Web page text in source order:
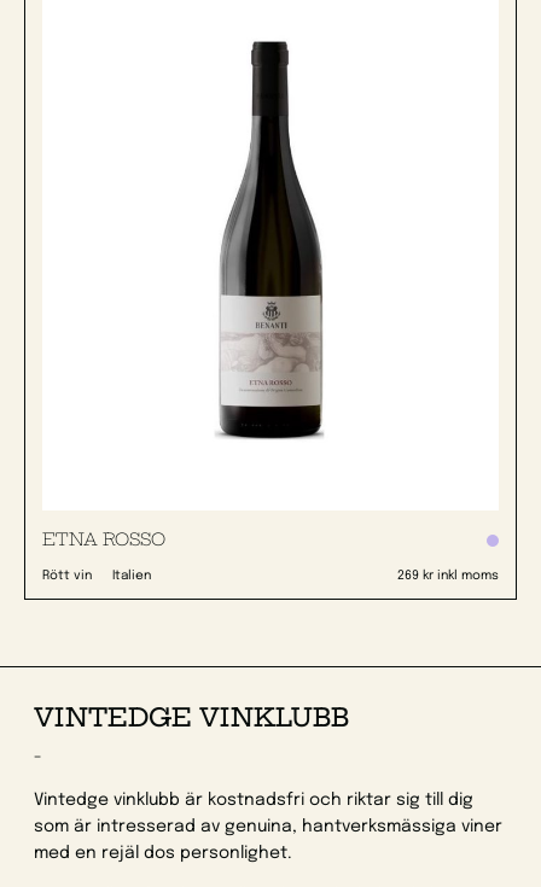
ETNA ROSSO
Rött vin Italien 269 kr inkl moms
VINTEDGE VINKLUBB
-
Vintedge vinklubb är kostnadsfri och riktar sig till dig
som är intresserad av genuina, hantverksmässiga viner
med en rejäl dos personlighet.